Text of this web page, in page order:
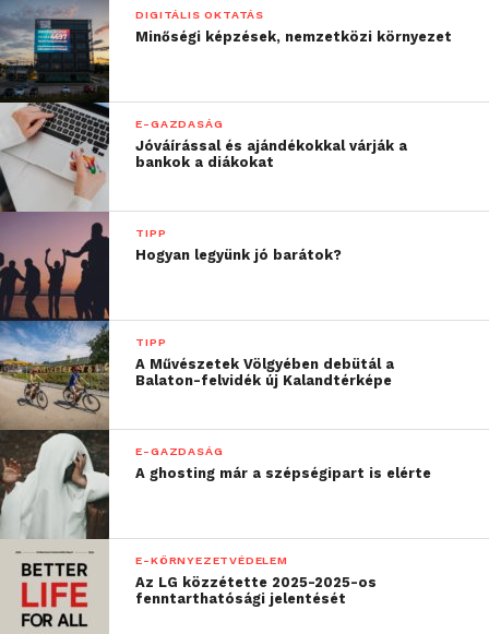
DIGITÁLIS OKTATÁS
Minőségi képzések, nemzetközi környezet
E-GAZDASÁG
Jóváírással és ajándékokkal várják a
bankok a diákokat
TIPP
Hogyan legyünk jó barátok?
TIPP
A Művészetek Völgyében debütál a
Balaton-felvidék új Kalandtérképe
E-GAZDASÁG
A ghosting már a szépségipart is elérte
E-KÖRNYEZETVÉDELEM
Az LG közzétette 2025-2025-os
fenntarthatósági jelentését